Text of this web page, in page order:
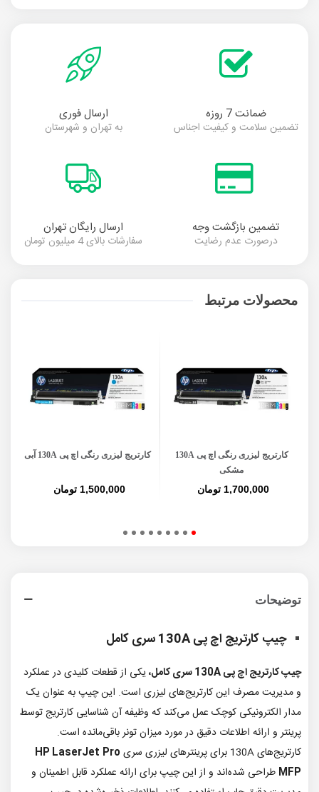
ضمانت 7 روزه
تضمین سلامت و کیفیت اجناس
ارسال فوری
به تهران و شهرستان
تضمین بازگشت وجه
درصورت عدم رضایت
ارسال رایگان تهران
سفارشات بالای 4 میلیون تومان
محصولات مرتبط
کارتریج لیزری رنگی اچ پی 130A
مشکی
1,700,000 تومان
کارتریج لیزری رنگی اچ پی 130A آبی
1,500,000 تومان
توضیحات
چیپ کارتریج اچ پی 130A سری کامل
چیپ کارتریج اچ پی 130A سری کامل،
یکی از قطعات کلیدی در عملکرد
و مدیریت مصرف این کارتریج‌های لیزری است. این چیپ به عنوان یک
مدار الکترونیکی کوچک عمل می‌کند که وظیفه آن شناسایی کارتریج توسط
پرینتر و ارائه اطلاعات دقیق در مورد میزان تونر باقی‌مانده است.
کارتریج‌های 130A برای پرینترهای لیزری سری
HP LaserJet Pro
MFP طراحی شده‌اند و از این چیپ برای ارائه عملکرد قابل اطمینان و